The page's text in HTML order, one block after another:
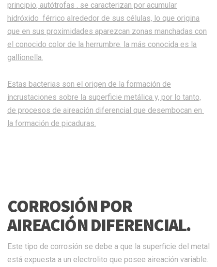
principio, autótrofas . se caracterizan por acumular
hidróxido férrico alrededor de sus células, lo que origina
que en sus proximidades aparezcan zonas manchadas con
el conocido color de la herrumbre. la más conocida es la
gallionella.
Estas bacterias son el origen de la formación de
incrustaciones sobre la superficie metálica y, por lo tanto,
de procesos de aireación diferencial que desembocan en
la formación de picaduras.
CORROSIÓN POR
AIREACIÓN DIFERENCIAL.
Este tipo de corrosión se debe a que la superficie del metal
está expuesta a un electrolito que posee aireación variable.